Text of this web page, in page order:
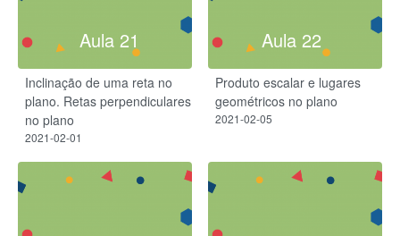
Aula 21
Inclinação de uma reta no
plano. Retas perpendiculares
no plano
2021-02-01
Aula 22
Produto escalar e lugares
geométricos no plano
2021-02-05